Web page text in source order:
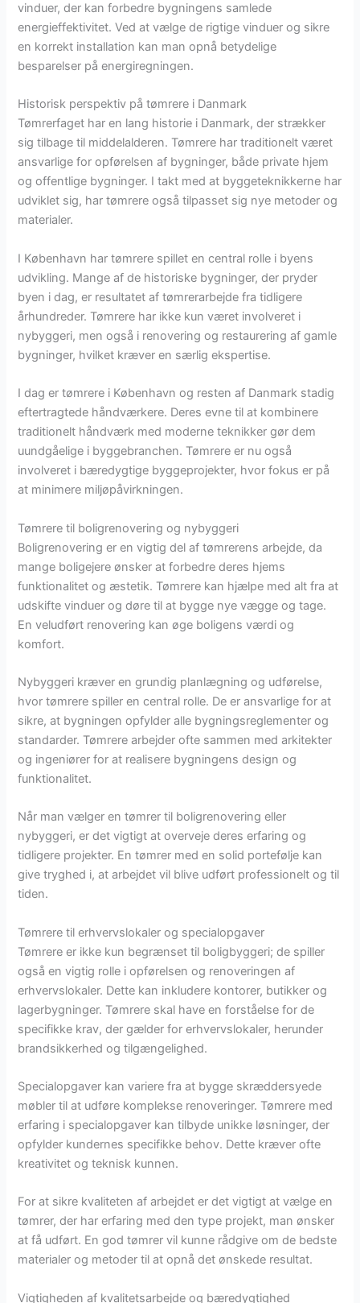
vinduer, der kan forbedre bygningens samlede
energieffektivitet. Ved at vælge de rigtige vinduer og sikre
en korrekt installation kan man opnå betydelige
besparelser på energiregningen.
Historisk perspektiv på tømrere i Danmark
Tømrerfaget har en lang historie i Danmark, der strækker
sig tilbage til middelalderen. Tømrere har traditionelt været
ansvarlige for opførelsen af bygninger, både private hjem
og offentlige bygninger. I takt med at byggeteknikkerne har
udviklet sig, har tømrere også tilpasset sig nye metoder og
materialer.
I København har tømrere spillet en central rolle i byens
udvikling. Mange af de historiske bygninger, der pryder
byen i dag, er resultatet af tømrerarbejde fra tidligere
århundreder. Tømrere har ikke kun været involveret i
nybyggeri, men også i renovering og restaurering af gamle
bygninger, hvilket kræver en særlig ekspertise.
I dag er tømrere i København og resten af Danmark stadig
eftertragtede håndværkere. Deres evne til at kombinere
traditionelt håndværk med moderne teknikker gør dem
uundgåelige i byggebranchen. Tømrere er nu også
involveret i bæredygtige byggeprojekter, hvor fokus er på
at minimere miljøpåvirkningen.
Tømrere til boligrenovering og nybyggeri
Boligrenovering er en vigtig del af tømrerens arbejde, da
mange boligejere ønsker at forbedre deres hjems
funktionalitet og æstetik. Tømrere kan hjælpe med alt fra at
udskifte vinduer og døre til at bygge nye vægge og tage.
En veludført renovering kan øge boligens værdi og
komfort.
Nybyggeri kræver en grundig planlægning og udførelse,
hvor tømrere spiller en central rolle. De er ansvarlige for at
sikre, at bygningen opfylder alle bygningsreglementer og
standarder. Tømrere arbejder ofte sammen med arkitekter
og ingeniører for at realisere bygningens design og
funktionalitet.
Når man vælger en tømrer til boligrenovering eller
nybyggeri, er det vigtigt at overveje deres erfaring og
tidligere projekter. En tømrer med en solid portefølje kan
give tryghed i, at arbejdet vil blive udført professionelt og til
tiden.
Tømrere til erhvervslokaler og specialopgaver
Tømrere er ikke kun begrænset til boligbyggeri; de spiller
også en vigtig rolle i opførelsen og renoveringen af
erhvervslokaler. Dette kan inkludere kontorer, butikker og
lagerbygninger. Tømrere skal have en forståelse for de
specifikke krav, der gælder for erhvervslokaler, herunder
brandsikkerhed og tilgængelighed.
Specialopgaver kan variere fra at bygge skræddersyede
møbler til at udføre komplekse renoveringer. Tømrere med
erfaring i specialopgaver kan tilbyde unikke løsninger, der
opfylder kundernes specifikke behov. Dette kræver ofte
kreativitet og teknisk kunnen.
For at sikre kvaliteten af arbejdet er det vigtigt at vælge en
tømrer, der har erfaring med den type projekt, man ønsker
at få udført. En god tømrer vil kunne rådgive om de bedste
materialer og metoder til at opnå det ønskede resultat.
Vigtigheden af kvalitetsarbejde og bæredygtighed